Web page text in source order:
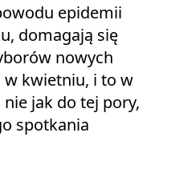
epidemii
domagają się
nowych
kwietniu, i to w
jak do tej pory,
spotkania